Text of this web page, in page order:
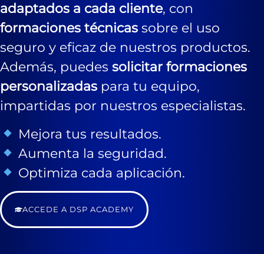
adaptados a cada cliente, con
formaciones técnicas sobre el uso
seguro y eficaz de nuestros productos.
Además, puedes solicitar formaciones
personalizadas para tu equipo,
impartidas por nuestros especialistas.
Mejora tus resultados.
Aumenta la seguridad.
Optimiza cada aplicación.
ACCEDE A DSP ACADEMY